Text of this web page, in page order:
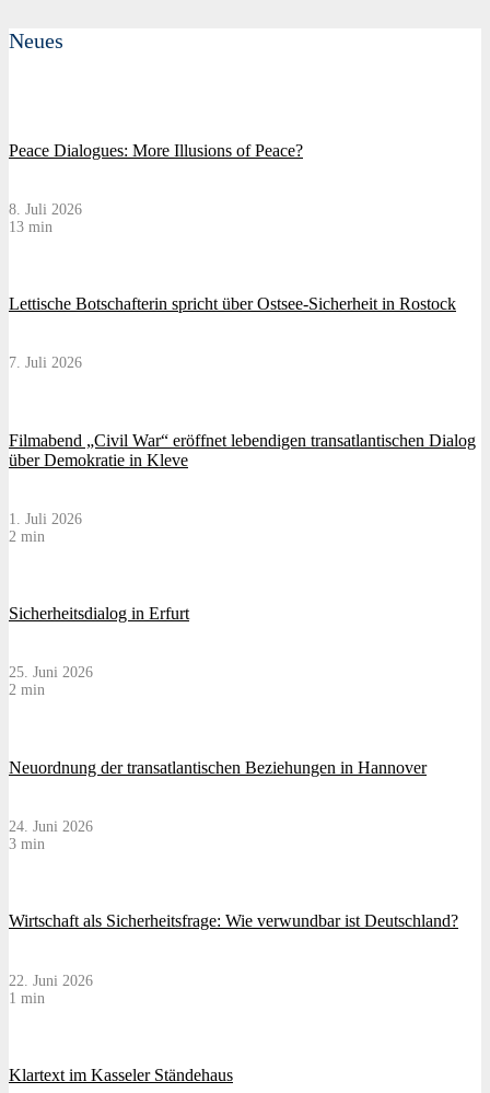
Neues
Peace Dialogues: More Illusions of Peace?
8. Juli 2026
13 min
Lettische Botschafterin spricht über Ostsee-Sicherheit in Rostock
7. Juli 2026
Filmabend „Civil War“ eröffnet lebendigen transatlantischen Dialog
über Demokratie in Kleve
1. Juli 2026
2 min
Sicherheitsdialog in Erfurt
25. Juni 2026
2 min
Neuordnung der transatlantischen Beziehungen in Hannover
24. Juni 2026
3 min
Wirtschaft als Sicherheitsfrage: Wie verwundbar ist Deutschland?
22. Juni 2026
1 min
Klartext im Kasseler Ständehaus